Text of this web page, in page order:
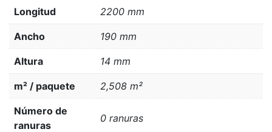
Longitud 2200 mm
Ancho 190 mm
Altura 14 mm
m² / paquete 2,508 m²
Número de
ranuras
0 ranuras